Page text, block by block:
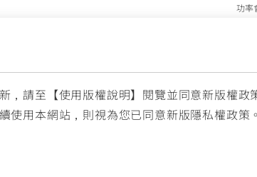
，請至【使用版權說明】閱覽並同意新版權政
使用本網站，則視為您已同意新版隱私權政策。
功率